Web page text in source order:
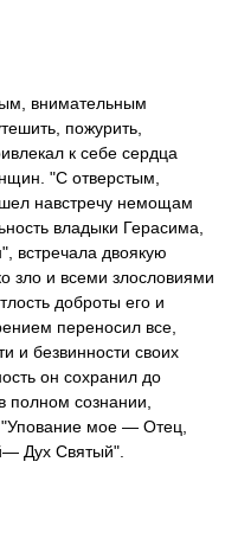
внимательным
пожурить,
к себе сердца
"С отверстым,
навстречу немощам
владыки Герасима,
встречала двоякую
зло и всеми злословиями
доброты его и
переносил все,
и безвинности своих
он сохранил до
полном сознании,
мое — Отец,
Дух Святый".